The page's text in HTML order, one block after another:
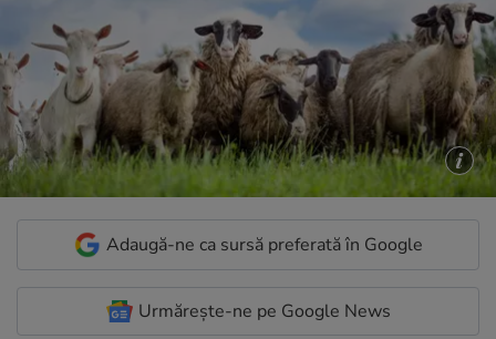
Adaugă-ne ca sursă preferată în Google
Urmărește-ne pe Google News